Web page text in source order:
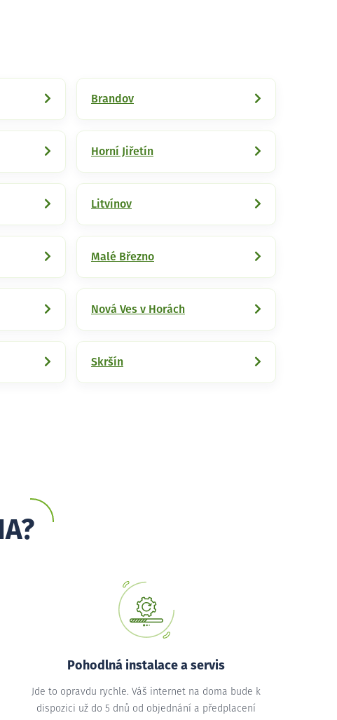
Brandov
Horní Jiřetín
Litvínov
Malé Březno
Nová Ves v Horách
Skršín
Pohodlná instalace a servis
Jde to opravdu rychle. Váš internet na doma bude k
dispozici už do 5 dnů od objednání a předplacení